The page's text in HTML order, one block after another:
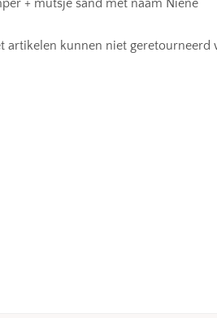
+ mutsje sand met naam Niene
artikelen kunnen niet geretourneerd